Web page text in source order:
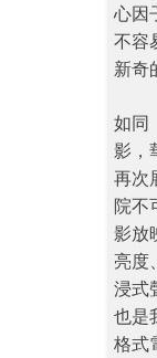
心因
不容
新奇
如同
影，
再次
院不
影放
亮度
浸式
也是
格式